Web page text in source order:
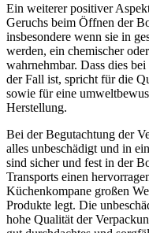
Ein weiterer positiver
Geruchs beim Öffnen der
insbesondere wenn sie in
werden, ein chemischer
wahrnehmbar. Dass dies
der Fall ist, spricht für die
sowie für eine
Herstellung.
Bei der Begutachtung der
alles unbeschädigt und in
sind sicher und fest in der
Transports einen
Küchenkompane großen
Produkte legt. Die
hohe Qualität der